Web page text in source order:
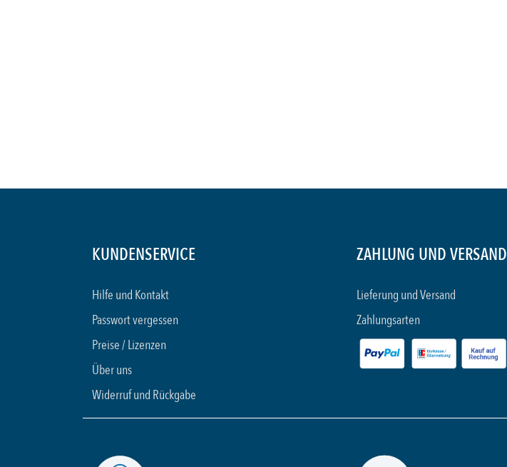
KUNDENSERVICE
Hilfe und Kontakt
Passwort vergessen
Preise / Lizenzen
Über uns
Widerruf und Rückgabe
ZAHLUNG UND VERSAND
Lieferung und Versand
Zahlungsarten